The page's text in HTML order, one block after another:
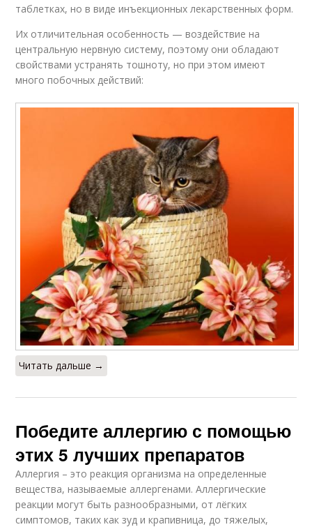
таблетках, но в виде инъекционных лекарственных форм.
Их отличительная особенность — воздействие на
центральную нервную систему, поэтому они обладают
свойствами устранять тошноту, но при этом имеют
много побочных действий:
Читать дальше →
Победите аллергию с помощью
этих 5 лучших препаратов
Аллергия – это реакция организма на определенные
вещества, называемые аллергенами. Аллергические
реакции могут быть разнообразными, от лёгких
симптомов, таких как зуд и крапивница, до тяжелых,